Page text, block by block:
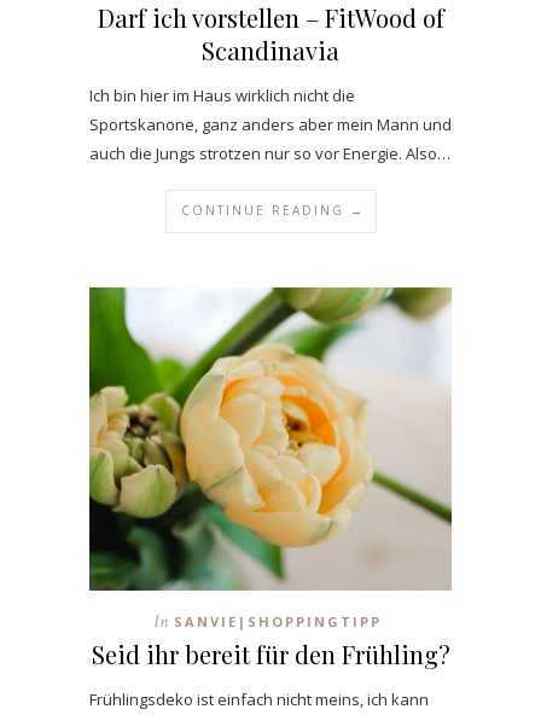
Darf ich vorstellen – FitWood of
Scandinavia
Ich bin hier im Haus wirklich nicht die
Sportskanone, ganz anders aber mein Mann und
auch die Jungs strotzen nur so vor Energie. Also…
CONTINUE READING →
In SANVIE|SHOPPINGTIPP
Seid ihr bereit für den Frühling?
Frühlingsdeko ist einfach nicht meins, ich kann